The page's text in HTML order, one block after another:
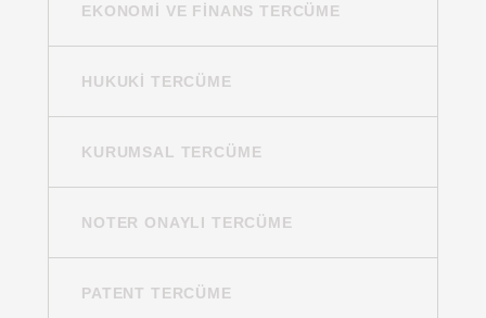
EKONOMI VE FINANS TERCÜME
HUKUKI TERCÜME
KURUMSAL TERCÜME
NOTER ONAYLI TERCÜME
PATENT TERCÜME